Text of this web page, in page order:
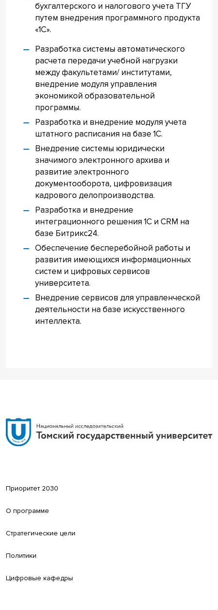
бухгалтерского и налогового учета ТГУ
путем внедрения программного продукта
«1С».
Разработка системы автоматического
расчета передачи учебной нагрузки
между факультетами/ институтами,
внедрение модуля управления
экономикой образовательной
программы.
Разработка и внедрение модуля учета
штатного расписания на базе 1С.
Внедрение системы юридически
значимого электронного архива и
развитие электронного
документооборота, цифровизация
кадрового делопроизводства.
Разработка и внедрение
интеграционного решения 1С и CRM на
базе Битрикс24.
Обеспечение бесперебойной работы и
развития имеющихся информационных
систем и цифровых сервисов
университета.
Внедрение сервисов для управленческой
деятельности на базе искусственного
интеллекта.
Приоритет 2030
О программе
Стратегические цели
Политики
Цифровые кафедры